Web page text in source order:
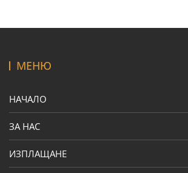
МЕНЮ
НАЧАЛО
ЗА НАС
ИЗПЛАЩАНЕ